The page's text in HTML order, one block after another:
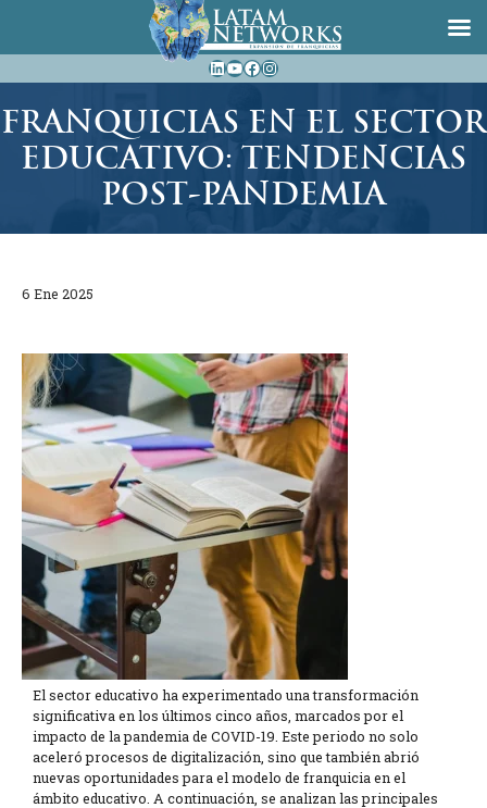
al
contenido
LinkedIn
YouTube
Facebook
Instagram
FRANQUICIAS EN EL SECTOR
EDUCATIVO: TENDENCIAS
POST-PANDEMIA
6 Ene 2025
El sector educativo ha experimentado una transformación
significativa en los últimos cinco años, marcados por el
impacto de la pandemia de COVID-19. Este periodo no solo
aceleró procesos de digitalización, sino que también abrió
nuevas oportunidades para el modelo de franquicia en el
ámbito educativo. A continuación, se analizan las principales